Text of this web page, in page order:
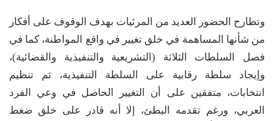
وتطارح الحضور العديد من المرئيات بهدف الوقوف على أفكار
من شأنها المساهمة في خلق تغيير في واقع المواطنة، كما في
فصل السلطات الثلاثة (التشريعية والتنفيذية والقضائية)،
وإيجاد سلطة رقابية على السلطة التنفيذية، ثم تنظيم
انتخابات، متفقين على أن التغيير الحاصل في وعي الفرد
العربي، ورغم تقدمه البطئ، إلا أنه قادر على خلق ضغط